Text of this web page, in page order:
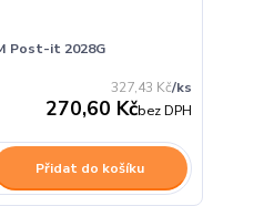
Post-it 2028G
327,43 Kč/ks
270,60 Kčbez DPH
Přidat do košíku